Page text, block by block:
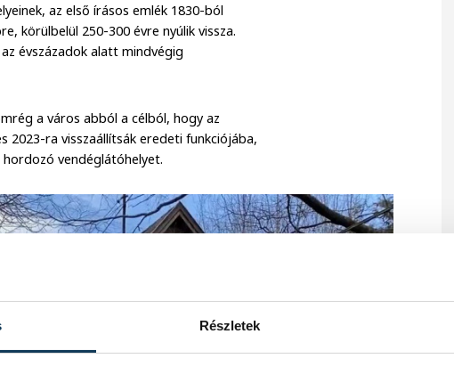
Részletek
az első írásos emlék 1830-ból
körülbelül 250-300 évre nyúlik vissza.
évszázadok alatt mindvégig
a város abból a célból, hogy az
2023-ra visszaállítsák eredeti funkciójába,
vendéglátóhelyet.